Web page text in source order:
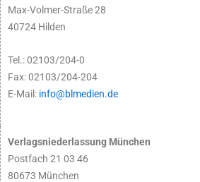
Max-Volmer-Straße 28
40724 Hilden
Tel.: 02103/204-0
Fax: 02103/204-204
E-Mail: info@blmedien.de
Verlagsniederlassung München
Postfach 21 03 46
80673 München